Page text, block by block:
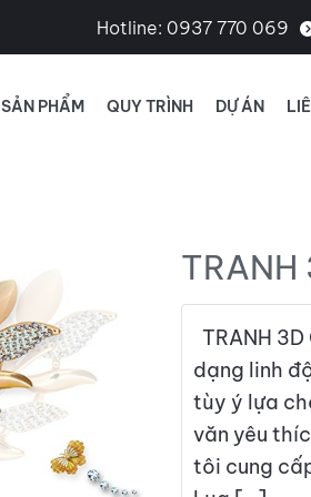
Hotline: 0937 770 069
SẢN PHẨM QUY TRÌNH DỰ ÁN
TRANH
TRANH
dạng linh
tùy ý lựa
văn yêu
tôi cung